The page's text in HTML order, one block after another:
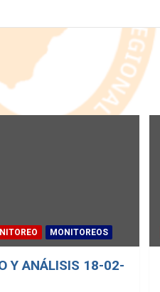
MONITOREOS
Y ANÁLISIS 18-02-